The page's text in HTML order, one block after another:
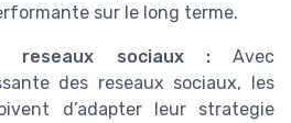
sur le long terme.
reseaux sociaux : Avec
des reseaux sociaux, les
d’adapter leur strategie